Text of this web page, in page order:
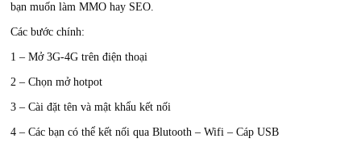
bạn muốn làm MMO hay SEO.
Các bước chính:
1 – Mở 3G-4G trên điện thoại
2 – Chọn mở hotpot
3 – Cài đặt tên và mật khẩu kết nối
4 – Các bạn có thể kết nối qua Blutooth – Wifi – Cáp USB